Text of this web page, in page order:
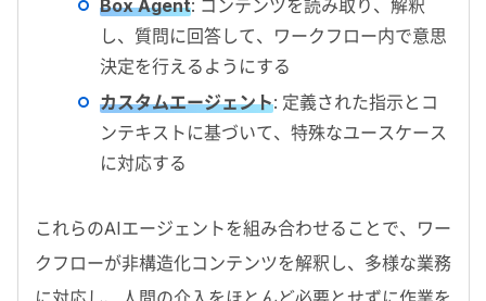
Box Agent: コンテンツを読み取り、解釈
し、質問に回答して、ワークフロー内で意思
決定を行えるようにする
カスタムエージェント: 定義された指示とコ
ンテキストに基づいて、特殊なユースケース
に対応する
これらのAIエージェントを組み合わせることで、ワー
クフローが非構造化コンテンツを解釈し、多様な業務